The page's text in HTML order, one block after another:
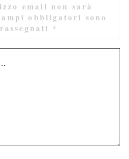
email non sarà
obbligatori sono
*